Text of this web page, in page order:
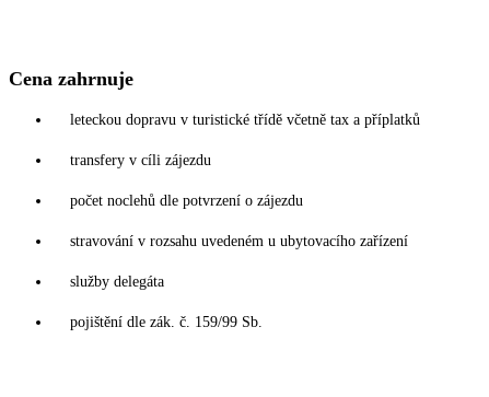
Cena zahrnuje
leteckou dopravu v turistické třídě včetně tax a příplatků
transfery v cíli zájezdu
počet noclehů dle potvrzení o zájezdu
stravování v rozsahu uvedeném u ubytovacího zařízení
služby delegáta
pojištění dle zák. č. 159/99 Sb.